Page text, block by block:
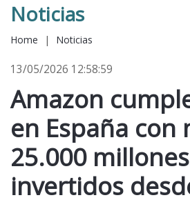
Noticias
Home | Noticias
13/05/2026 12:58:59
Amazon
en España con
25.000 millones
invertidos